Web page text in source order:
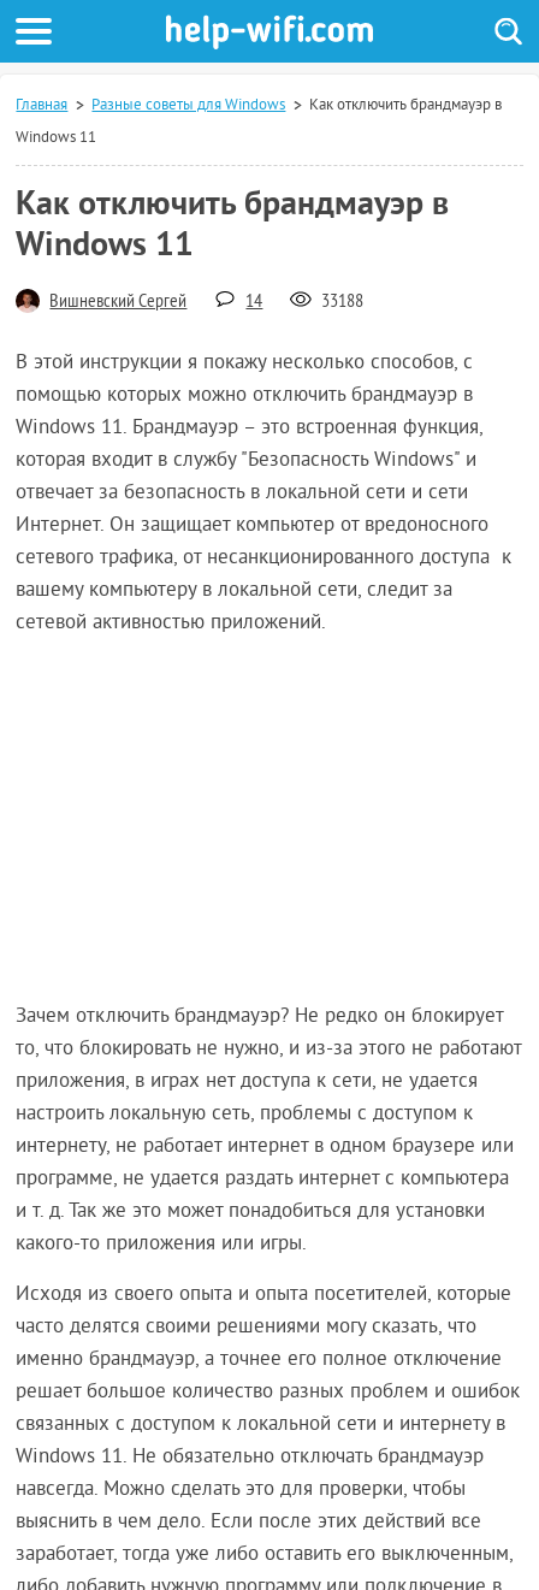
Главная Разные советы для Windows
Как отключить брандмауэр в
Windows 11
Как отключить брандмауэр в
Windows 11
Вишневский Сергей 14 33188
В этой инструкции я покажу несколько способов, с
помощью которых можно отключить брандмауэр в
Windows 11. Брандмауэр – это встроенная функция,
которая входит в службу "Безопасность Windows" и
отвечает за безопасность в локальной сети и сети
Интернет. Он защищает компьютер от вредоносного
сетевого трафика, от несанкционированного доступа к
вашему компьютеру в локальной сети, следит за
сетевой активностью приложений.
Зачем отключить брандмауэр? Не редко он блокирует
то, что блокировать не нужно, и из-за этого не работают
приложения, в играх нет доступа к сети, не удается
настроить локальную сеть, проблемы с доступом к
интернету, не работает интернет в одном браузере или
программе, не удается раздать интернет с компьютера
и т. д. Так же это может понадобиться для установки
какого-то приложения или игры.
Исходя из своего опыта и опыта посетителей, которые
часто делятся своими решениями могу сказать, что
именно брандмауэр, а точнее его полное отключение
решает большое количество разных проблем и ошибок
связанных с доступом к локальной сети и интернету в
Windows 11. Не обязательно отключать брандмауэр
навсегда. Можно сделать это для проверки, чтобы
выяснить в чем дело. Если после этих действий все
заработает, тогда уже либо оставить его выключенным,